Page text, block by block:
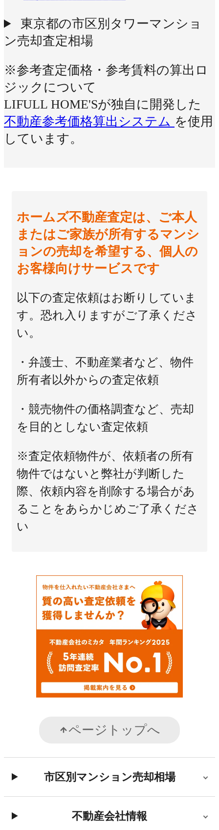
東京都の市区別タワーマンショ
ン売却査定相場
※参考査定価格・参考賃料の算出ロ
ジックについて
LIFULL HOME'Sが独自に開発した
不動産参考価格算出システム を使用
しています。
ホームズ不動産査定は、ご本人
またはご家族が所有するマンシ
ョンの売却を希望する、個人の
お客様向けサービスです
以下の査定依頼はお断りしていま
す。恐れ入りますがご了承くださ
い。
・弁護士、不動産業者など、物件
所有者以外からの査定依頼
・競売物件の価格調査など、売却
を目的としない査定依頼
※査定依頼物件が、依頼者の所有
物件ではないと弊社が判断した
際、依頼内容を削除する場合があ
ることをあらかじめご了承くださ
い
ページトップへ
市区別マンション売却相場
不動産会社情報